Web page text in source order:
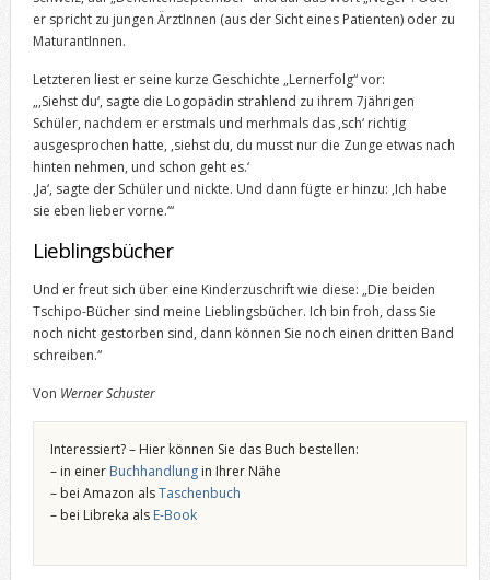
er spricht zu jungen ÄrztInnen (aus der Sicht eines Patienten) oder zu
MaturantInnen.
Letzteren liest er seine kurze Geschichte „Lernerfolg“ vor:
„,Siehst du‘, sagte die Logopädin strahlend zu ihrem 7jährigen
Schüler, nachdem er erstmals und merhmals das ,sch‘ richtig
ausgesprochen hatte, ,siehst du, du musst nur die Zunge etwas nach
hinten nehmen, und schon geht es.‘
,Ja‘, sagte der Schüler und nickte. Und dann fügte er hinzu: ,Ich habe
sie eben lieber vorne.‘“
Lieblingsbücher
Und er freut sich über eine Kinderzuschrift wie diese: „Die beiden
Tschipo-Bücher sind meine Lieblingsbücher. Ich bin froh, dass Sie
noch nicht gestorben sind, dann können Sie noch einen dritten Band
schreiben.“
Von Werner Schuster
Interessiert? – Hier können Sie das Buch bestellen:
– in einer Buchhandlungin Ihrer Nähe
– bei Amazon alsTaschenbuch
– bei Libreka als E-Book